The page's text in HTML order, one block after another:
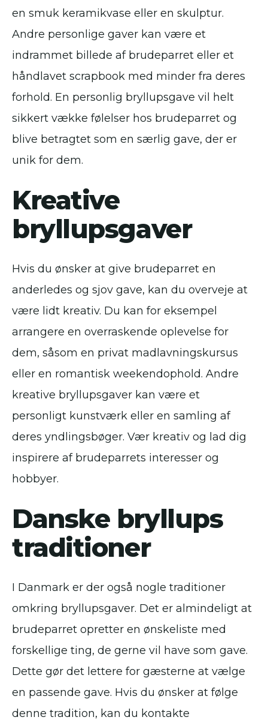
en smuk keramikvase eller en skulptur.
Andre personlige gaver kan være et
indrammet billede af brudeparret eller et
håndlavet scrapbook med minder fra deres
forhold. En personlig bryllupsgave vil helt
sikkert vække følelser hos brudeparret og
blive betragtet som en særlig gave, der er
unik for dem.
Kreative
bryllupsgaver
Hvis du ønsker at give brudeparret en
anderledes og sjov gave, kan du overveje at
være lidt kreativ. Du kan for eksempel
arrangere en overraskende oplevelse for
dem, såsom en privat madlavningskursus
eller en romantisk weekendophold. Andre
kreative bryllupsgaver kan være et
personligt kunstværk eller en samling af
deres yndlingsbøger. Vær kreativ og lad dig
inspirere af brudeparrets interesser og
hobbyer.
Danske bryllups
traditioner
I Danmark er der også nogle traditioner
omkring bryllupsgaver. Det er almindeligt at
brudeparret opretter en ønskeliste med
forskellige ting, de gerne vil have som gave.
Dette gør det lettere for gæsterne at vælge
en passende gave. Hvis du ønsker at følge
denne tradition, kan du kontakte